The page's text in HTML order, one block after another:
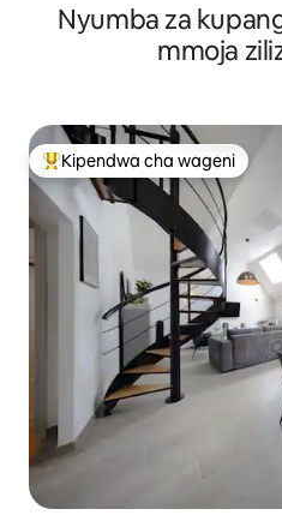
Nyumba za
mmoja
Kipendwa maarufu cha wageni
Kipendwa cha wageni